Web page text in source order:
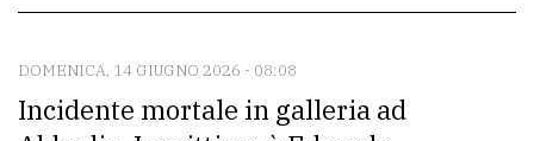
CONTATTI
La
redazione
DOMENICA, 14 GIUGNO 2026 - 08:08
Incidente mortale in galleria ad